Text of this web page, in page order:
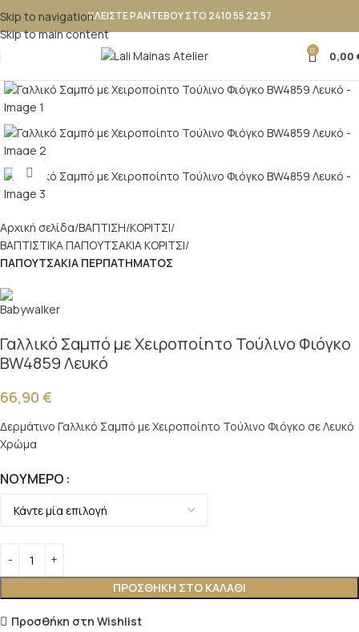
Skip to navigation
Skip to main content
ΚΛΕΙΣΤΕ ΡΑΝΤΕΒΟΥ ΣΤΟ 2410 55 22 57
0 0,00
Κλικ για μεγέθυνση
Αρχική σελίδα ΒΑΠΤΙΣΗ ΚΟΡΙΤΣΙ
ΒΑΠΤΙΣΤΙΚΑ ΠΑΠΟΥΤΣΑΚΙΑ ΚΟΡΙΤΣΙ
ΠΑΠΟΥΤΣΑΚΙΑ ΠΕΡΠΑΤΗΜΑΤΟΣ
Γαλλικό Σαμπό με Χειροποίητο Τούλινο Φιόγκο
BW4859 Λευκό
66,90 €
Δερμάτινο Γαλλικό Σαμπό με Χειροποίητο Τούλινο Φιόγκο σε Λευκό
Χρώμα
ΝΟΎΜΕΡΟ
ΠΡΟΣΘΉΚΗ ΣΤΟ ΚΑΛΆΘΙ
Προσθήκη στη Wishlist